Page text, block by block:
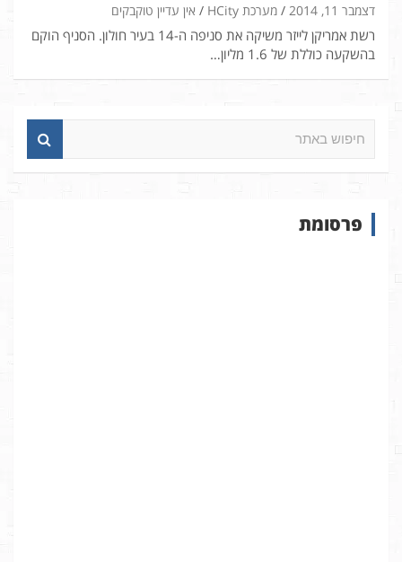
דצמבר 11, 2014 מערכת HCity אין עדיין טוקבקים
רשת אמריקן לייזר משיקה את סניפה ה-14 בעיר חולון. הסניף הוקם
בהשקעה כוללת של 1.6 מליון…
א
פרסומת